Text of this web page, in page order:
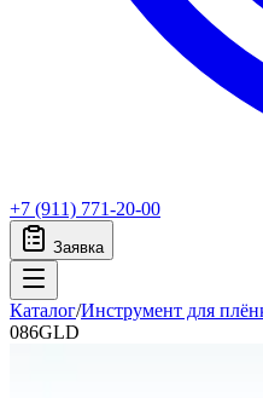
+7 (911) 771-20-00
Заявка
Каталог/Инструмент для
086GLD